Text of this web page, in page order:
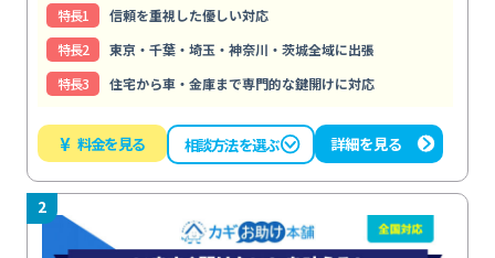
特⻑1
信頼を重視した優しい対応
特⻑2
東京・千葉・埼玉・神奈川・茨城全域に出張
特⻑3
住宅から車・金庫まで専門的な鍵開けに対応
¥ 料金を見る 相談方法を選ぶ 詳細を見る
2